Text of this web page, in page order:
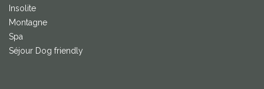
Insolite
Montagne
Spa
Séjour Dog friendly